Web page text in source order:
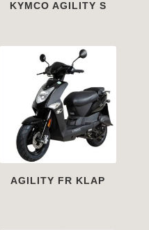
KYMCO AGILITY S
AGILITY FR KLAP